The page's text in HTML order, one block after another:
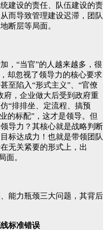
建设的责任、队伍建设的责
而导致管理建设迟滞，团队
断层等局面。
，“当官”的人越来越多，很
却忽视了领导力的核心要求
陷入“形式主义”、“官僚
府，企业做大后受到政府重
“排排坐、定流程、搞预
的标配”，这才是领导。但
导力？其核心就是战略判断
标达成力！也就是带领团队
无关紧要的形式上，出
面。
能力瓶颈三大问题，其背后
标准错误